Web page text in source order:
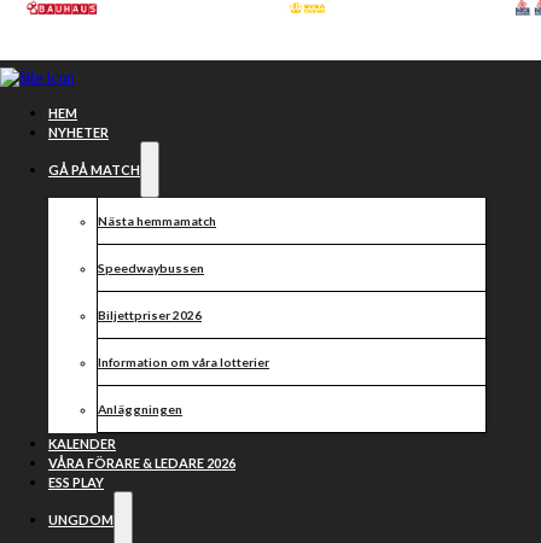
Hoppa till huvudinnehåll
HEM
NYHETER
GÅ PÅ MATCH
Nästa hemmamatch
Speedwaybussen
Biljettpriser 2026
Information om våra lotterier
Anläggningen
KALENDER
VÅRA FÖRARE & LEDARE 2026
ESS PLAY
UNGDOM
smederna